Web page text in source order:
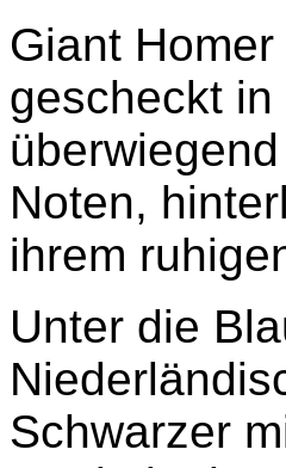
Giant
gescheckt
Noten,
ihrem
Unter die
Schwarzer